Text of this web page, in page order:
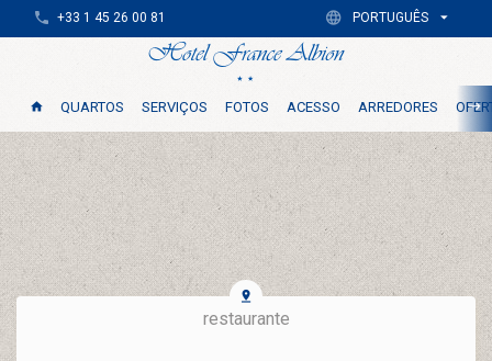
QUARTOS SERVIÇOS FOTOS ACESSO ARREDORES
+33 1 45 26 00 81 PORTUGUÊS
restaurante